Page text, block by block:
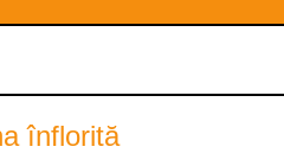
înflorită